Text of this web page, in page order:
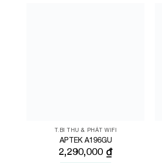
T.BI THU & PHÁT WIFI
APTEK A196GU
2,290,000 ₫